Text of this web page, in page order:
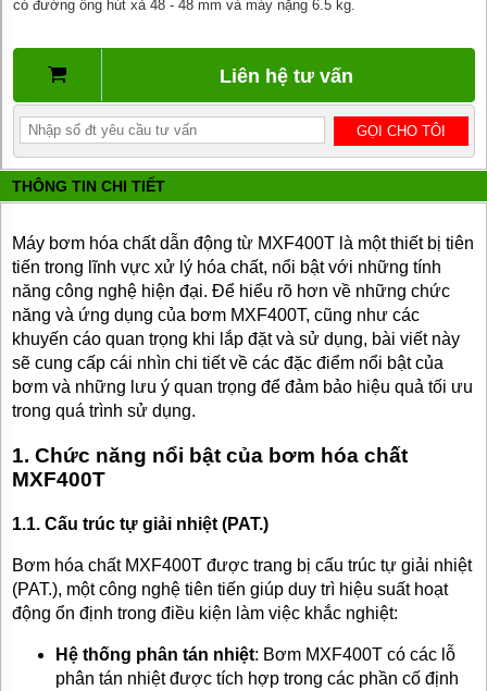
BƠM
NHIỆT
BƠM
HÚT
THÙNG
PHUY
BƠM KHÍ
HÓA
BƠM KHÍ
AMONIAC
ĐỘNG
CƠ
ĐIỆN
VAN
VÒI
PHỤ
BƠM
VẤN
GIỚI
THIỆU
MỚI
có đường ống hút xả 48 - 48 mm và máy nặng 6.5 kg.
Liên hệ tư vấn
THÔNG TIN CHI TIẾT
Máy bơm hóa chất dẫn động từ MXF400T là một thiết bị tiên
tiến trong lĩnh vực xử lý hóa chất, nổi bật với những tính
năng công nghệ hiện đại. Để hiểu rõ hơn về những chức
năng và ứng dụng của bơm MXF400T, cũng như các
khuyến cáo quan trọng khi lắp đặt và sử dụng, bài viết này
sẽ cung cấp cái nhìn chi tiết về các đặc điểm nổi bật của
bơm và những lưu ý quan trọng để đảm bảo hiệu quả tối ưu
trong quá trình sử dụng.
1. Chức năng nổi bật của bơm hóa chất
MXF400T
1.1. Cấu trúc tự giải nhiệt (PAT.)
Bơm hóa chất MXF400T được trang bị cấu trúc tự giải nhiệt
(PAT.), một công nghệ tiên tiến giúp duy trì hiệu suất hoạt
động ổn định trong điều kiện làm việc khắc nghiệt:
Hệ thống phân tán nhiệt: Bơm MXF400T có các lỗ
phân tán nhiệt được tích hợp trong các phần cố định